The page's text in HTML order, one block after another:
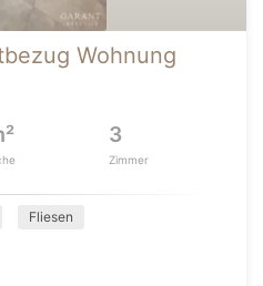
Wohnung
3
Zimmer
Fliesen